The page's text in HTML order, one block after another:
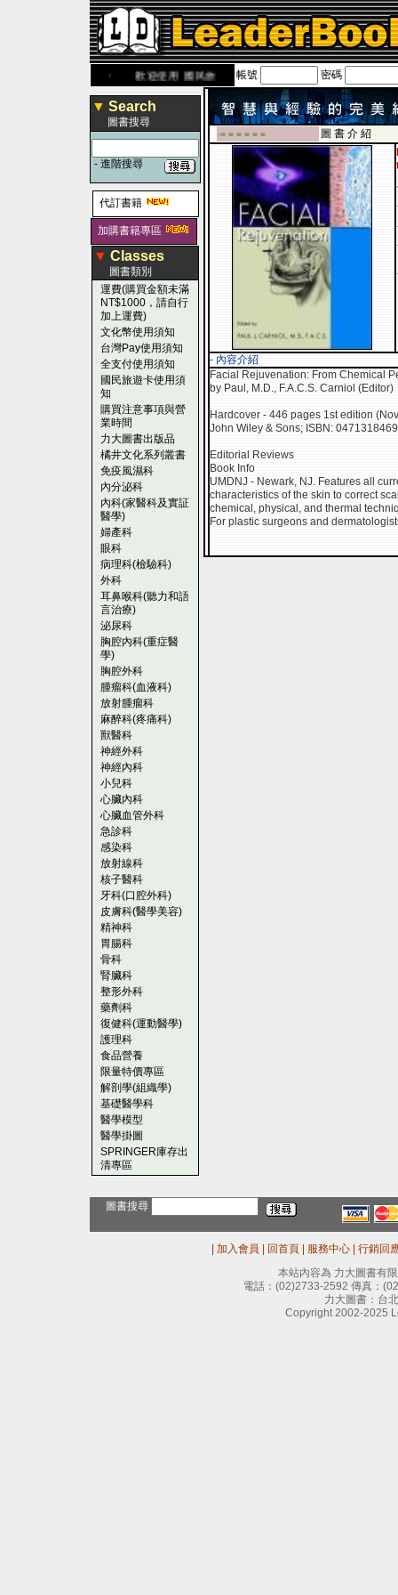
歡迎使用 國民旅遊卡！！帳號 密碼
▼ Search
圖書搜尋
- 進階搜尋
代訂書籍
加購書籍專區
▼ Classes
圖書類別
運費(購買金額未滿
NT$1000，請自行
加上運費)
文化幣使用須知
台灣Pay使用須知
全支付使用須知
國民旅遊卡使用須
知
購買注意事項與營
業時間
力大圖書出版品
橘井文化系列叢書
免疫風濕科
內分泌科
內科(家醫科及實証
醫學)
婦產科
眼科
病理科(檢驗科)
外科
耳鼻喉科(聽力和語
言治療)
泌尿科
胸腔內科(重症醫
學)
胸腔外科
腫瘤科(血液科)
放射腫瘤科
麻醉科(疼痛科)
獸醫科
神經外科
神經內科
小兒科
心臟內科
心臟血管外科
急診科
感染科
放射線科
核子醫科
牙科(口腔外科)
皮膚科(醫學美容)
精神科
胃腸科
骨科
腎臟科
整形外科
藥劑科
復健科(運動醫學)
護理科
食品營養
限量特價專區
解剖學(組織學)
基礎醫學科
醫學模型
醫學掛圖
SPRINGER庫存出
清專區
-■ ■ ■ ■ ■ ■
圖 書 介 紹
- 內容介紹
Facial Rejuvenation: From Chemical
by Paul, M.D., F.A.C.S. Carniol (Editor)
Hardcover - 446 pages 1st edition
John Wiley & Sons; ISBN:
Editorial Reviews
Book Info
UMDNJ - Newark, NJ. Features all
characteristics of the skin to correct
chemical, physical, and thermal
For plastic surgeons and
圖書搜尋
加入會員 回首頁 服務中心
行銷回
本站內容為 力大圖書有
電話： (02)2733-2592 傳真：
力大圖書：台
Copyright 2002-2025